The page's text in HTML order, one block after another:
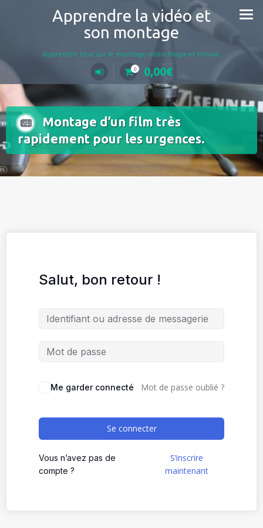
Apprendre la vidéo et
son montage
Apprendre tout sur le montage vidéo Magix et Imovie.
0 0,00€
Montage d’un film très
rapidement pour les urgences.
Salut, bon retour !
Me garder connecté Mot de passe oublié ?
Se connecter
Vous n’avez pas de
compte ?
S’inscrire
maintenant